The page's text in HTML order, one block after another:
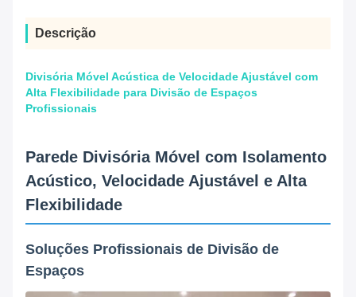
Descrição
Divisória Móvel Acústica de Velocidade Ajustável com
Alta Flexibilidade para Divisão de Espaços
Profissionais
Parede Divisória Móvel com Isolamento
Acústico, Velocidade Ajustável e Alta
Flexibilidade
Soluções Profissionais de Divisão de
Espaços